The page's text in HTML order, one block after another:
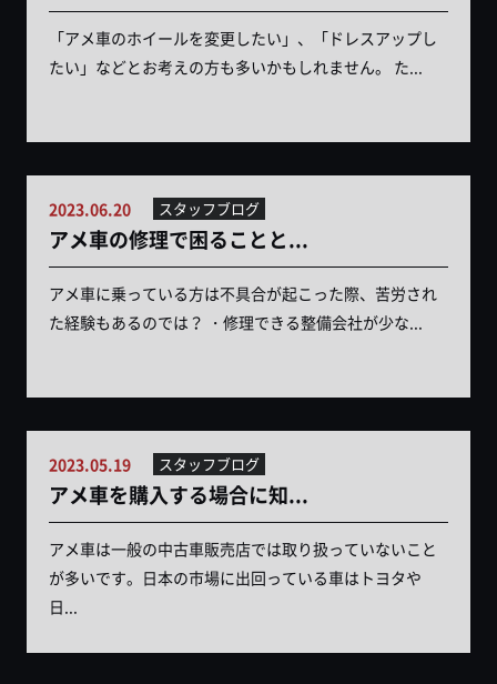
「アメ車のホイールを変更したい」、「ドレスアップし
たい」などとお考えの方も多いかもしれません。 た...
2023.06.20 スタッフブログ
アメ車の修理で困ることと...
アメ車に乗っている方は不具合が起こった際、苦労され
た経験もあるのでは？ ・修理できる整備会社が少な...
2023.05.19 スタッフブログ
アメ車を購入する場合に知...
アメ車は一般の中古車販売店では取り扱っていないこと
が多いです。日本の市場に出回っている車はトヨタや
日...